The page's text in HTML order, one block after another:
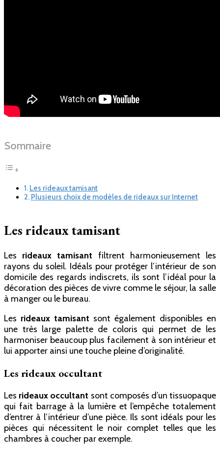
Sommaire
Les rideaux tamisant
Plusieurs choix de modèles de rideaux sur Internet
Les rideaux tamisant
Les rideaux tamisant filtrent harmonieusement les
rayons du soleil. Idéals pour protéger l’intérieur de son
domicile des regards indiscrets, ils sont l’idéal pour la
décoration des pièces de vivre comme le séjour, la salle
à manger ou le bureau.
Les rideaux tamisant sont également disponibles en
une très large palette de coloris qui permet de les
harmoniser beaucoup plus facilement à son intérieur et
lui apporter ainsi une touche pleine d’originalité.
Les rideaux occultant
Les rideaux occultant sont composés d’un tissuopaque
qui fait barrage à la lumière et l’empêche totalement
d’entrer à l’intérieur d’une pièce. Ils sont idéals pour les
pièces qui nécessitent le noir complet telles que les
chambres à coucher par exemple.